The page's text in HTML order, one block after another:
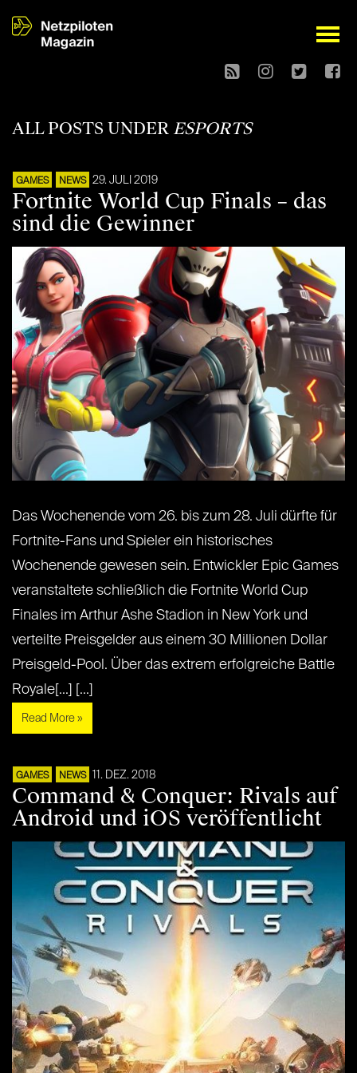
open
ALL POSTS UNDER ESPORTS
GAMES NEWS 29. JULI 2019
Fortnite World Cup Finals – das
sind die Gewinner
Das Wochenende vom 26. bis zum 28. Juli dürfte für
Fortnite-Fans und Spieler ein historisches
Wochenende gewesen sein. Entwickler Epic Games
veranstaltete schließlich die Fortnite World Cup
Finales im Arthur Ashe Stadion in New York und
verteilte Preisgelder aus einem 30 Millionen Dollar
Preisgeld-Pool. Über das extrem erfolgreiche Battle
Royale[...] [...]
Read More »
GAMES NEWS 11. DEZ. 2018
Command & Conquer: Rivals auf
Android und iOS veröffentlicht